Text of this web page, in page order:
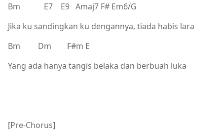
Bm E7 E9 Amaj7 F# Em6/G
Jika ku sandingkan ku dengannya, tiada habis lara
Bm Dm F#m E
Yang ada hanya tangis belaka dan berbuah luka
[Pre-Chorus]